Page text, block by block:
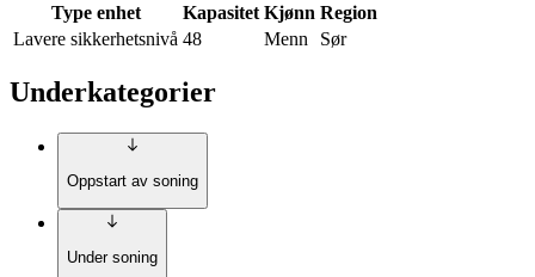
Type enhet Kapasitet Kjønn Region
Lavere sikkerhetsnivå 48 Menn Sør
Underkategorier
Oppstart av soning
Under soning